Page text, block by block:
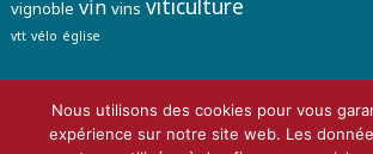
vignoble vin vins viticulture
vtt vélo église
Contact Mairie de Cabrières,
Nous utilisons des cookies pour vous
expérience sur notre site web. Les